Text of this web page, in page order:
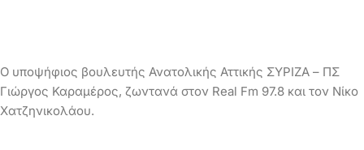
Ο υποψήφιος βουλευτής Ανατολικής Αττικής ΣΥΡΙΖΑ – ΠΣ
Γιώργος Καραμέρος, ζωντανά στον Real Fm 97.8 και τον Νίκο
Χατζηνικολάου.